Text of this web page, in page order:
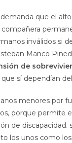
que el
inválidos si
Manco
de
sí dependían
menores por
porque permite
de
los unos como